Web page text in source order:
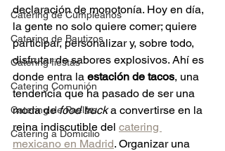
Catering de Cumpleaños
Catering de Bautizos
Catering fiestas
Catering Comunión
Catering de Paellas
Catering a Domicilio
declaración de monotonía. Hoy en día,
la gente no solo quiere comer; quiere
participar, personalizar y, sobre todo,
disfrutar de sabores explosivos. Ahí es
donde entra la estación de tacos, una
tendencia que ha pasado de ser una
moda de food truck a convertirse en la
reina indiscutible del catering
mexicano en Madrid. Organizar una